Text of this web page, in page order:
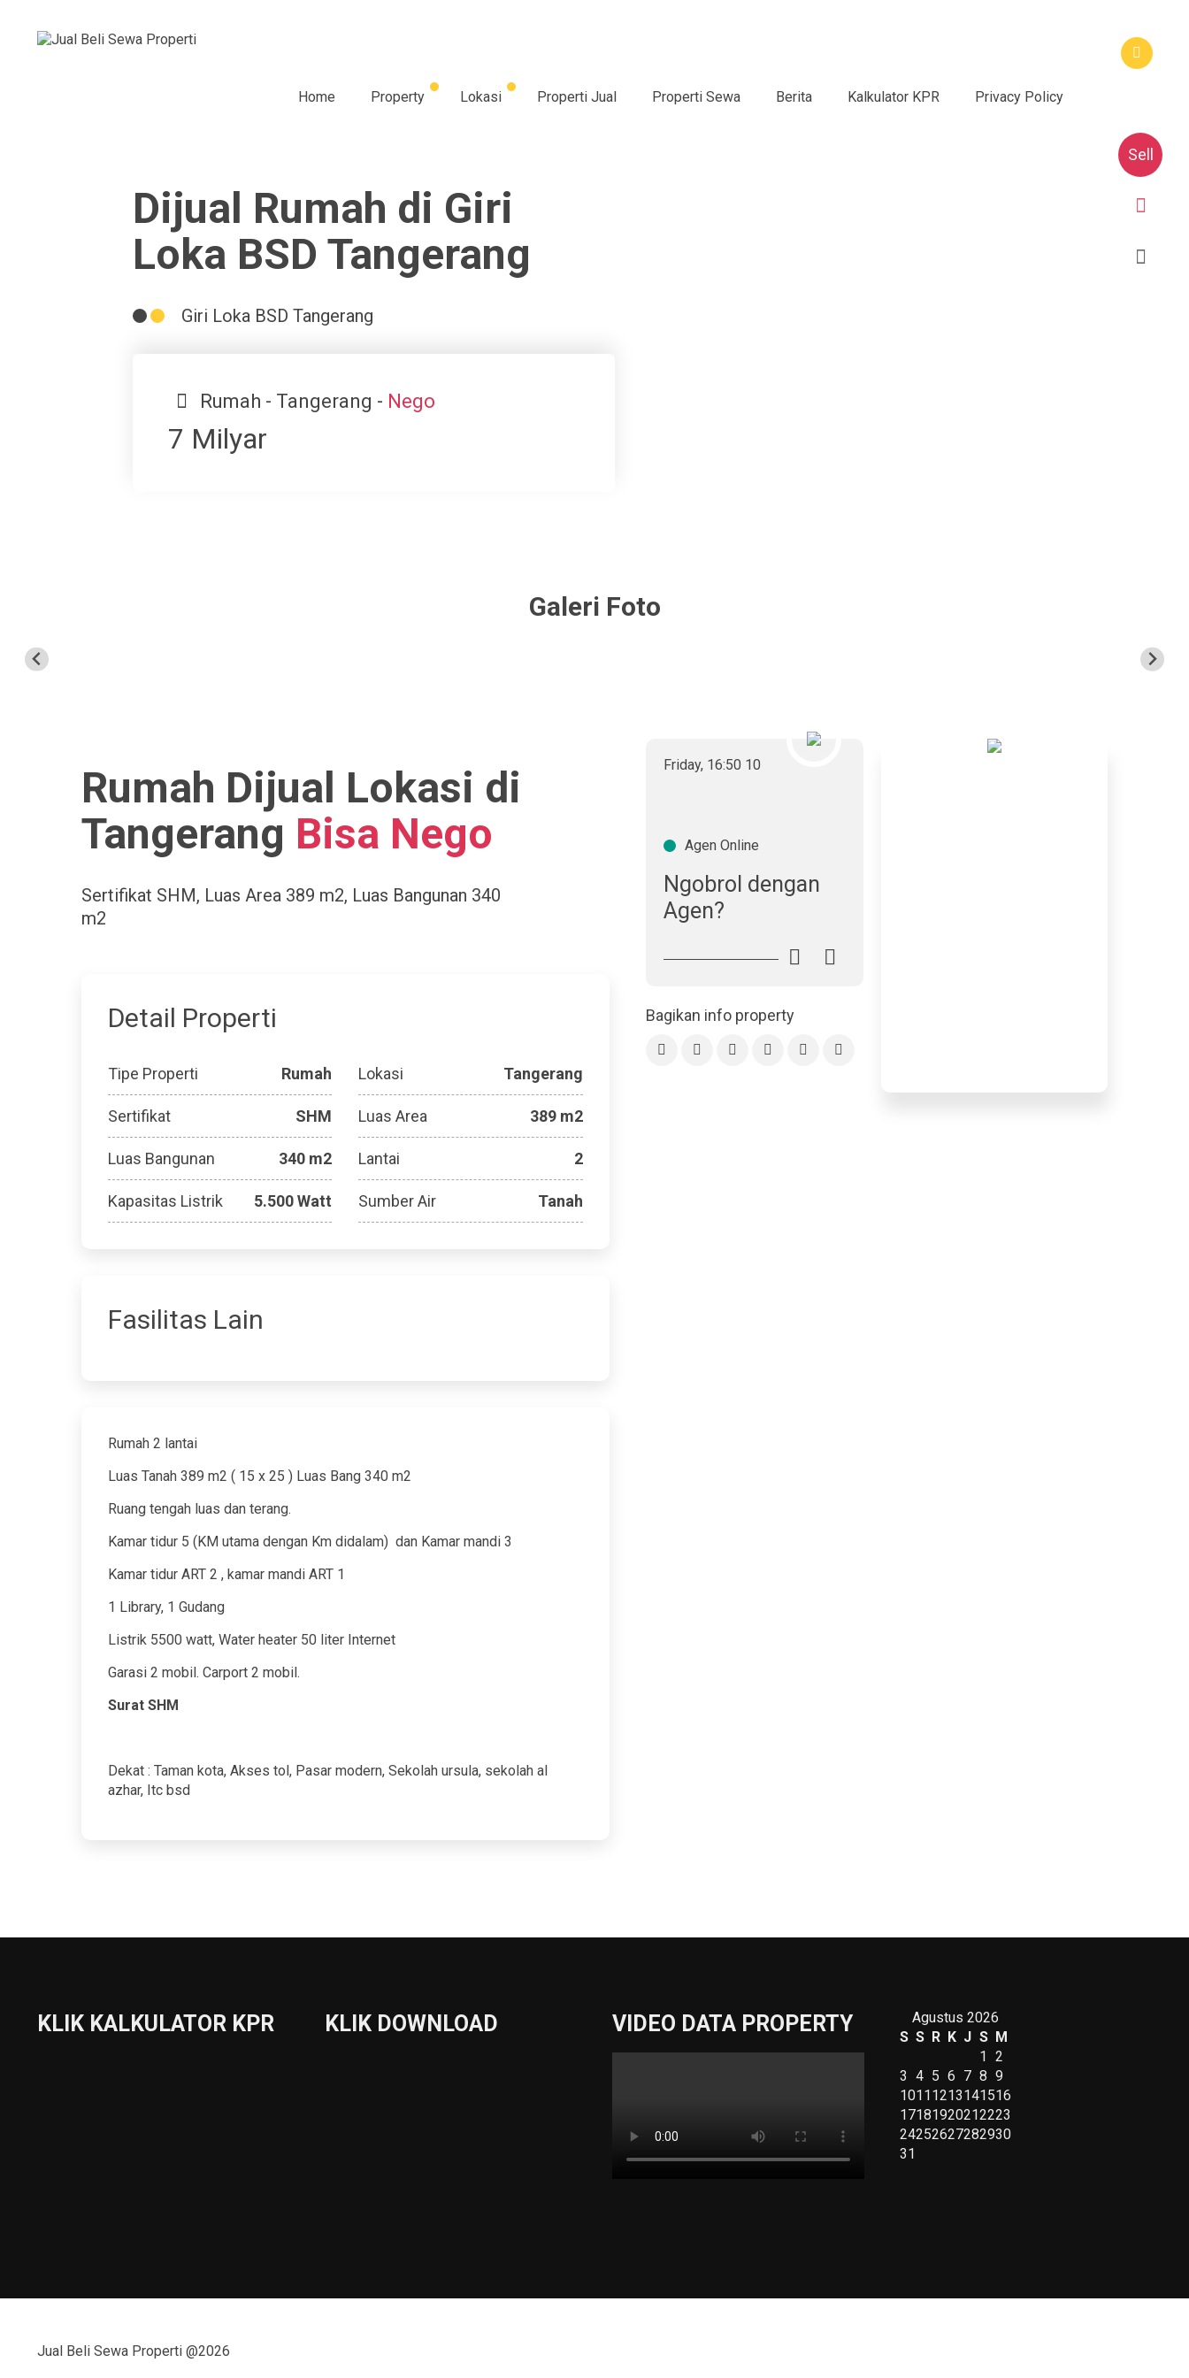
Home Property Lokasi Properti Jual Properti Sewa Berita Kalkulator KPR Privacy Policy
Sell
Dijual Rumah di Giri
Loka BSD Tangerang
Giri Loka BSD Tangerang
Rumah - Tangerang - Nego
7 Milyar
Galeri Foto
Rumah Dijual Lokasi di
Tangerang Bisa Nego
Sertifikat SHM, Luas Area 389 m2, Luas Bangunan 340
m2
Detail Properti
Tipe Properti Rumah Lokasi Tangerang
Sertifikat SHM Luas Area 389 m2
Luas Bangunan 340 m2 Lantai 2
Kapasitas Listrik 5.500 Watt Sumber Air Tanah
Fasilitas Lain
Rumah 2 lantai
Luas Tanah 389 m2 ( 15 x 25 ) Luas Bang 340 m2
Ruang tengah luas dan terang.
Kamar tidur 5 (KM utama dengan Km didalam) dan Kamar mandi 3
Kamar tidur ART 2 , kamar mandi ART 1
1 Library, 1 Gudang
Listrik 5500 watt, Water heater 50 liter Internet
Garasi 2 mobil. Carport 2 mobil.
Surat SHM
Dekat : Taman kota, Akses tol, Pasar modern, Sekolah ursula, sekolah al
azhar, Itc bsd
Friday, 16:50 10
Agen Online
Ngobrol dengan
Agen?
Bagikan info property
KLIK KALKULATOR KPR KLIK DOWNLOAD VIDEO DATA PROPERTY
Agustus 2026
S S R K J S M
1 2
3 4 5 6 7 8 9
10111213141516
17181920212223
24252627282930
31
Jual Beli Sewa Properti @2026